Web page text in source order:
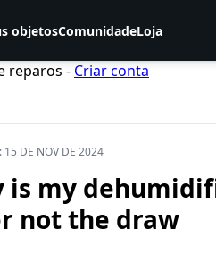
objetosComunidadeLoja
reparos - Criar conta
15 DE NOV DE 2024
is my
not the draw